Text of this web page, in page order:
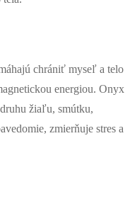
chrániť myseľ a telo
energiou. Onyx
žiaľu, smútku,
zmierňuje stres a